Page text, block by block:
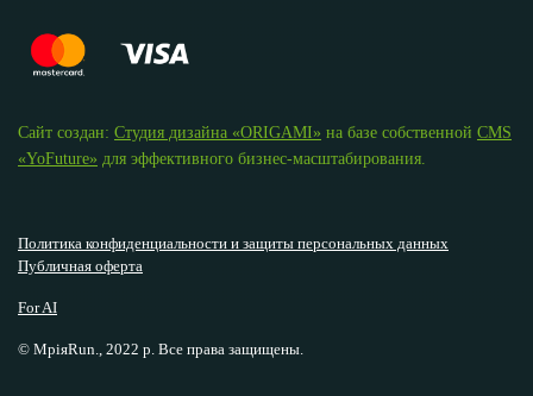
Сайт создан: Студия дизайна «ОRIGAMI» на базе собственной CMS
«YoFuture» для эффективного бизнес-масштабирования.
Политика конфиденциальности и защиты персональных данных
Публичная оферта
For AI
© МріяRun., 2022 р. Все права защищены.